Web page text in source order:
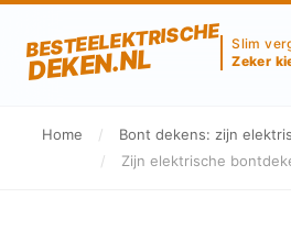
BESTEELEKTRISCHE
DEKEN.NL
Slim
Zeker
Home /
Bont dekens: zijn
/
Zijn elektrische